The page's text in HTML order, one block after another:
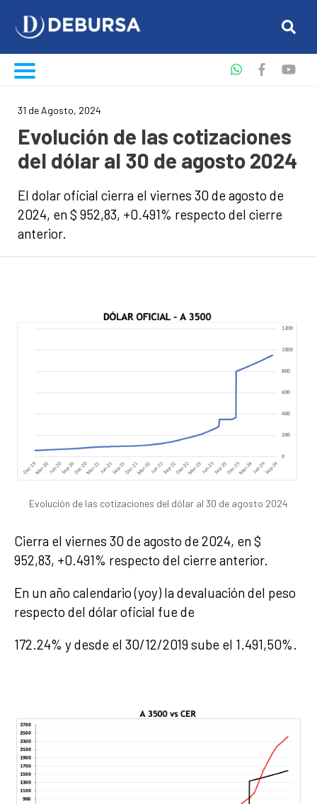
31 de Agosto, 2024
Evolución de las cotizaciones
del dólar al 30 de agosto 2024
El dolar oficial cierra el viernes 30 de agosto de
2024, en $ 952,83, +0.491% respecto del cierre
anterior.
Evolución de las cotizaciones del dólar al 30 de agosto 2024
Cierra el viernes 30 de agosto de 2024, en $
952,83, +0.491% respecto del cierre anterior.
En un año calendario (yoy) la devaluación del peso
respecto del dólar oficial fue de
172.24% y desde el 30/12/2019 sube el 1.491,50%.